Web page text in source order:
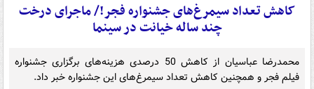
کاهش تعداد سیمرغ‌های جشنواره فجر!/ ماجرای درخت
چند ساله خیانت در سینما
محمدرضا عباسیان از کاهش 50 درصدی هزینه‌های برگزاری جشنواره
فیلم فجر و همچنین کاهش تعداد سیمرغ‌های این جشنواره خبر داد.